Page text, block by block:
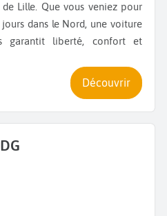
Lille. Que vous veniez pour
dans le Nord, une voiture
garantit liberté, confort et
Découvrir